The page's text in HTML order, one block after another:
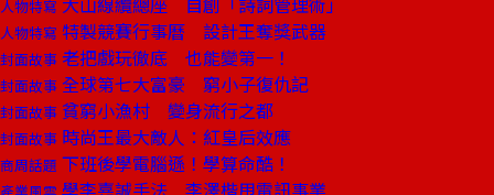
人物特寫
人物特寫 特製競賽行事曆 設計王奪獎武器
封面故事 老把戲玩徹底 也能變第一！
封面故事 全球第七大富豪 窮小子復仇記
封面故事 貧窮小漁村 變身流行之都
封面故事 時尚王最大敵人：紅皇后效應
商周話題 下班後學電腦遜！學算命酷！
學李嘉誠手法 李澤楷甩電訊事業